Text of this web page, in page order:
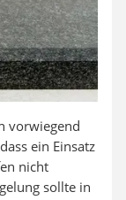
vorwiegend
ein Einsatz
nicht
sollte in